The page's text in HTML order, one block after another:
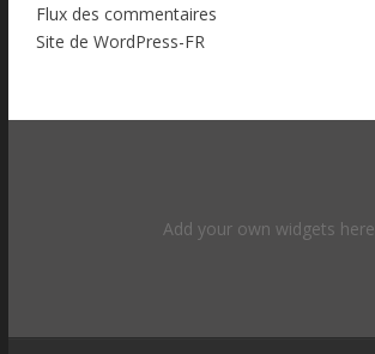
Flux des commentaires
Site de WordPress-FR
Add your own widgets here